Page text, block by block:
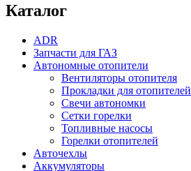
Каталог
ADR
Запчасти для ГАЗ
Автономные отопители
Вентиляторы отопителя
Прокладки для отопителей
Свечи автономки
Сетки горелки
Топливные насосы
Горелки отопителей
Авточехлы
Аккумуляторы